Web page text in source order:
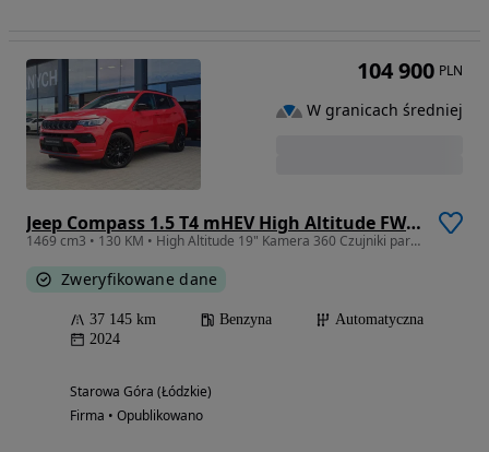
Jeep Compass 1.5 T4 mHEV High Altitude FWD S&S DCT
1469 cm3 • 130 KM • High Altitude 19" Kamera 360 Czujniki parkowania
Zweryfikowane dane
37 145 km Benzyna
Automatyczna
2024
Starowa Góra (Łódzkie)
Firma • Opublikowano
104 900 PLN
W granicach średniej